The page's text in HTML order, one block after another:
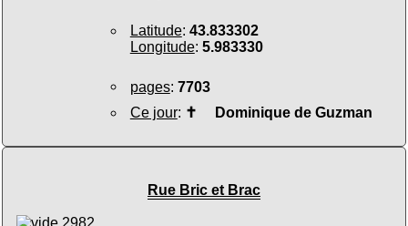
Latitude: 43.833302
Longitude: 5.983330
pages: 7703
Ce jour: ✝ Dominique de Guzman
Rue Bric et Brac